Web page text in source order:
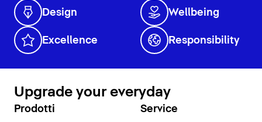
Design Wellbeing
Excellence Responsibility
Upgrade your everyday
Prodotti Service